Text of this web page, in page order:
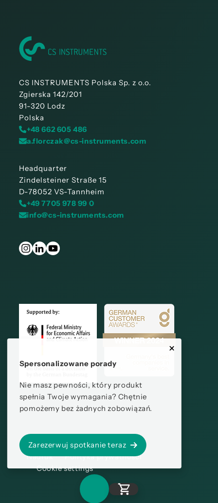
Spersonalizowane porady
Nie masz pewności, który produkt
spełnia Twoje wymagania? Chętnie
pomożemy bez żadnych zobowiązań.
Zarezerwuj spotkanie teraz
CS INSTRUMENTS Polska Sp. z o.o.
Zgierska 142/201
91-320 Lodz
Polska
+48 662 605 486
a.florczak@cs-instruments.com
Headquarter
Zindelsteiner Straße 15
D-78052 VS-Tannheim
+49 7705 978 99 0
info@cs-instruments.com
Nadruk
Polityka prywatności
Cookie settings